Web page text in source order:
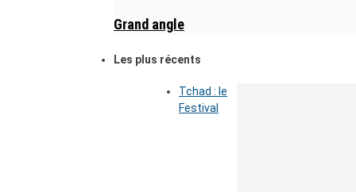
Grand angle
Les plus récents
Tchad : le
Festival